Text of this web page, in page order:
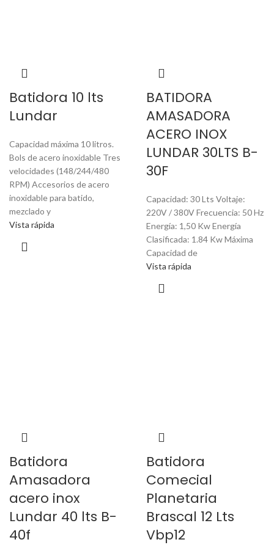
Batidora 10 lts
Lundar
Capacidad máxima 10 litros.
Bols de acero inoxidable Tres
velocidades (148/244/480
RPM) Accesorios de acero
inoxidable para batido,
mezclado y
Vista rápida
BATIDORA
AMASADORA
ACERO INOX
LUNDAR 30LTS B-
30F
Capacidad: 30 Lts Voltaje:
220V / 380V Frecuencia: 50 Hz
Energía: 1,50 Kw Energía
Clasificada: 1.84 Kw Máxima
Capacidad de
Vista rápida
Batidora
Amasadora
acero inox
Lundar 40 lts B-
40f
Batidora
Comecial
Planetaria
Brascal 12 Lts
Vbp12